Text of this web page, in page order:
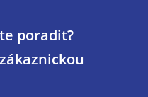
poradit?